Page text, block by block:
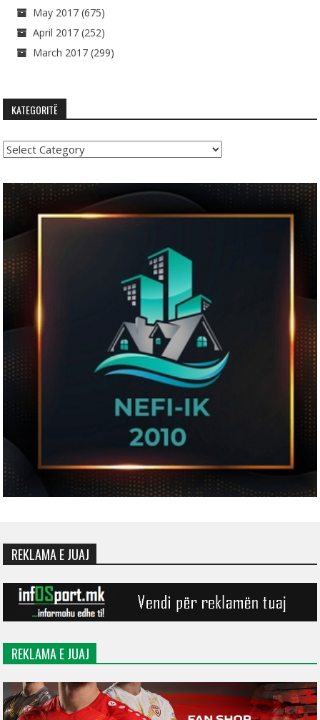
May 2017 (675)
April 2017 (252)
March 2017 (299)
KATEGORITË
Kategoritë
REKLAMA E JUAJ
REKLAMA E JUAJ